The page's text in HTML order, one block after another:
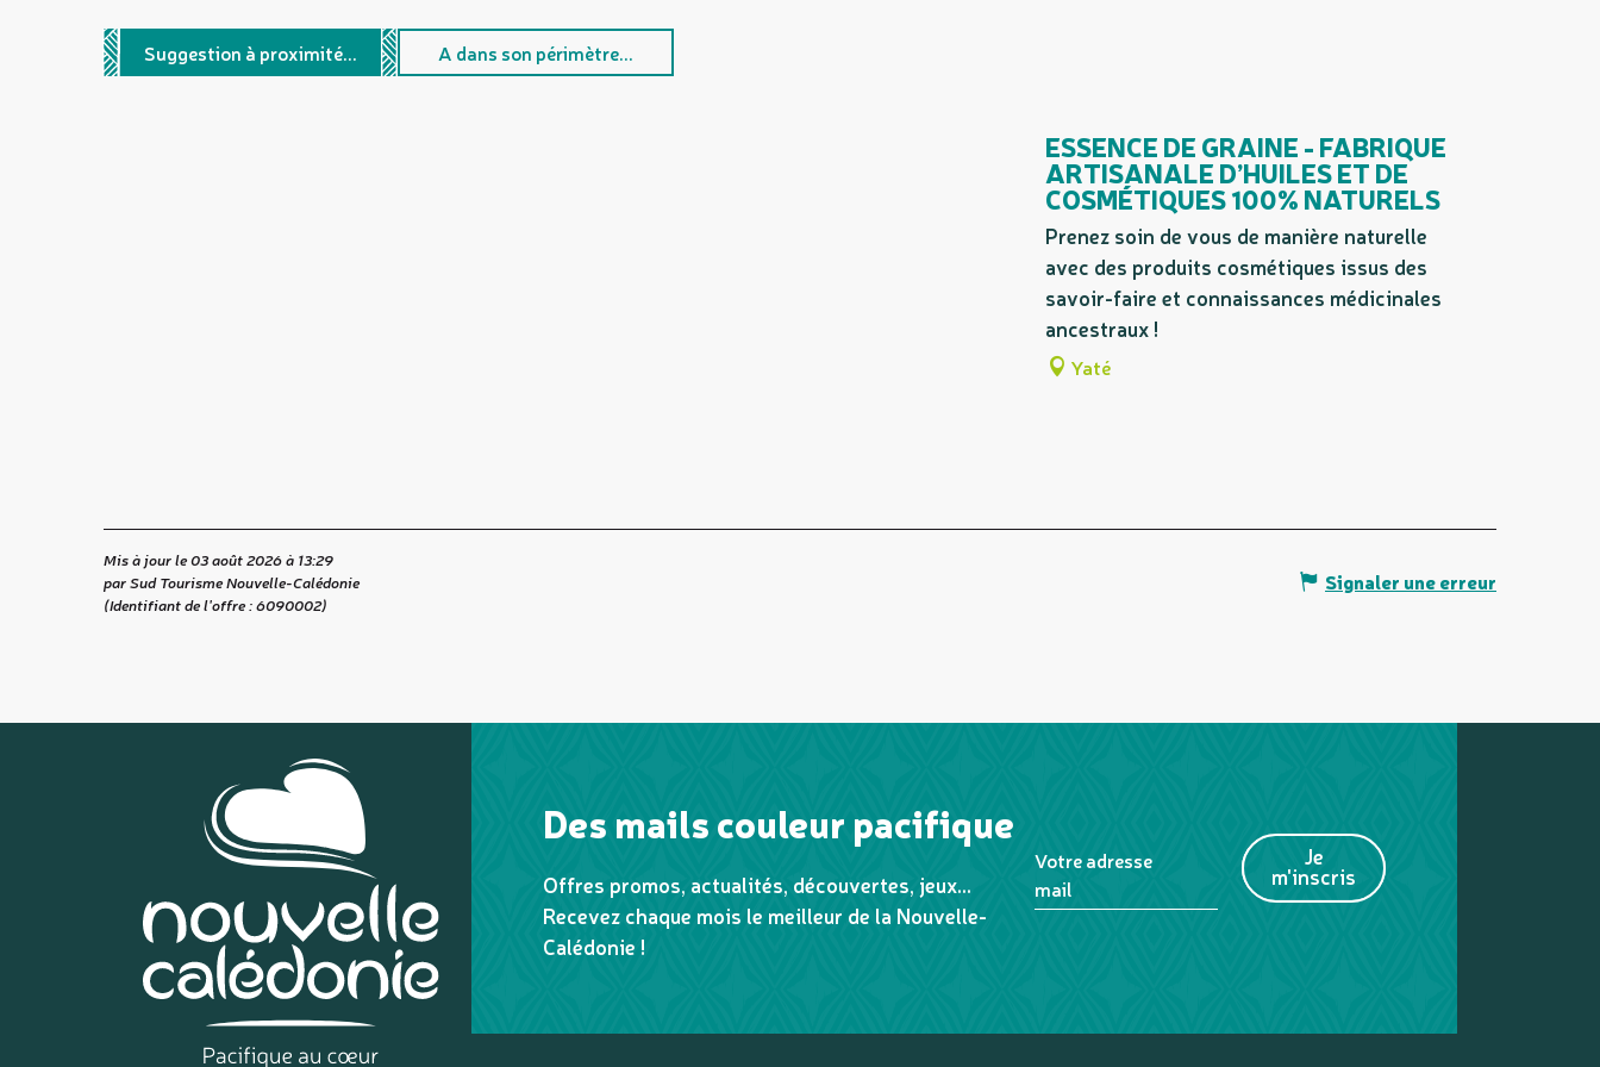
Suggestion à proximité... A dans son périmètre...
ESSENCE DE GRAINE - FABRIQUE
ARTISANALE D’HUILES ET DE
COSMÉTIQUES 100% NATURELS
Prenez soin de vous de manière naturelle
avec des produits cosmétiques issus des
savoir-faire et connaissances médicinales
ancestraux !
Yaté
Mis à jour le 03 août 2026 à 13:29
par Sud Tourisme Nouvelle-Calédonie
(Identifiant de l'offre :6090002)
Signaler une erreur
Des mails couleur pacifique
Offres promos, actualités, découvertes, jeux...
Recevez chaque mois le meilleur de la Nouvelle-
Calédonie !
Votre adresse
mail
Je
m'inscris